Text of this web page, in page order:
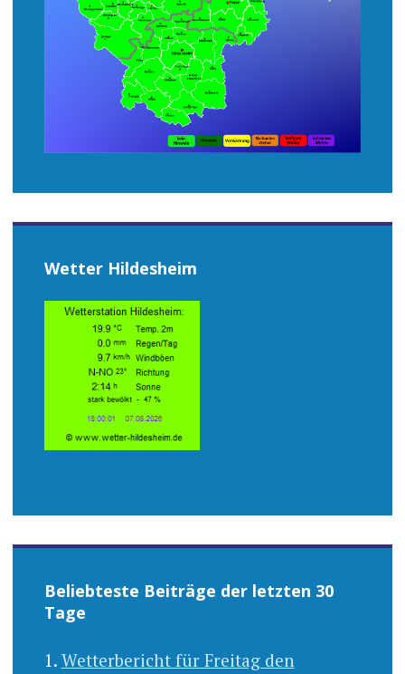
Wetter Hildesheim
Beliebteste Beiträge der letzten 30
Tage
Wetterbericht für Freitag den